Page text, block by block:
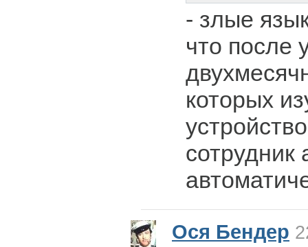
- злые
что после
которых
сотрудник
Ося Бендер